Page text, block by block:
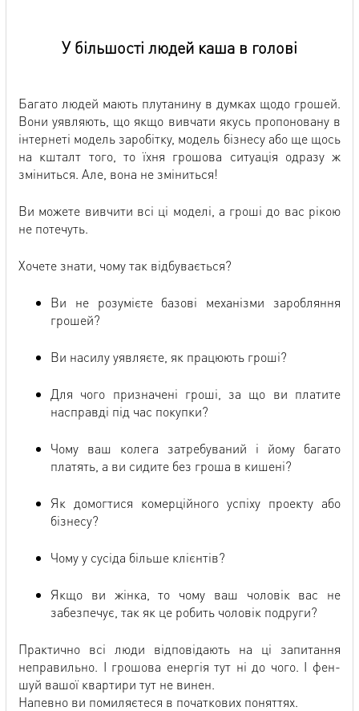
У більшості людей каша в голові
Багато людей мають плутанину в думках щодо грошей.
Вони уявляють, що якщо вивчати якусь пропоновану в
інтернеті модель заробітку, модель бізнесу або ще щось
на кшталт того, то їхня грошова ситуація одразу ж
зміниться. Але, вона не зміниться!
Ви можете вивчити всі ці моделі, а гроші до вас рікою
не потечуть.
Хочете знати, чому так відбувається?
Ви не розумієте базові механізми заробляння
грошей?
Ви насилу уявляєте, як працюють гроші?
Для чого призначені гроші, за що ви платите
насправді під час покупки?
Чому ваш колега затребуваний і йому багато
платять, а ви сидите без гроша в кишені?
Як домогтися комерційного успіху проекту або
бізнесу?
Чому у сусіда більше клієнтів?
Якщо ви жінка, то чому ваш чоловік вас не
забезпечує, так як це робить чоловік подруги?
Практично всі люди відповідають на ці запитання
неправильно. І грошова енергія тут ні до чого. І фен-
шуй вашої квартири тут не винен.
Напевно ви помиляєтеся в початкових поняттях.